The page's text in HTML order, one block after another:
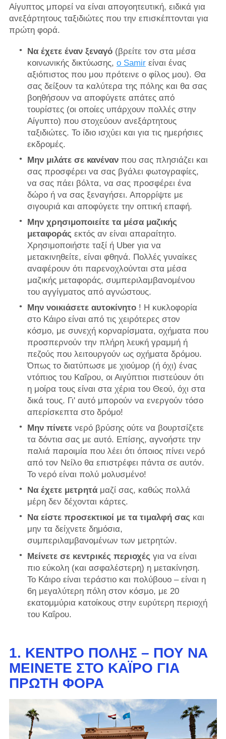
Αίγυπτος μπορεί να είναι απογοητευτική, ειδικά για
ανεξάρτητους ταξιδιώτες που την επισκέπτονται για
πρώτη φορά.
Να έχετε έναν ξεναγό(βρείτε τον στα μέσα
κοινωνικής δικτύωσης, ο Samirείναι ένας
αξιόπιστος που μου πρότεινε ο φίλος μου). Θα
σας δείξουν τα καλύτερα της πόλης και θα σας
βοηθήσουν να αποφύγετε απάτες από
τουρίστες (οι οποίες υπάρχουν πολλές στην
Αίγυπτο) που στοχεύουν ανεξάρτητους
ταξιδιώτες. Το ίδιο ισχύει και για τις ημερήσιες
εκδρομές.
Μην μιλάτε σε κανένανπου σας πλησιάζει και
σας προσφέρει να σας βγάλει φωτογραφίες,
να σας πάει βόλτα, να σας προσφέρει ένα
δώρο ή να σας ξεναγήσει. Απορρίψτε με
σιγουριά και αποφύγετε την οπτική επαφή.
Μην χρησιμοποιείτε τα μέσα μαζικής
μεταφοράς εκτός αν είναι απαραίτητο.
Χρησιμοποιήστε ταξί ή Uber για να
μετακινηθείτε, είναι φθηνά. Πολλές γυναίκες
αναφέρουν ότι παρενοχλούνται στα μέσα
μαζικής μεταφοράς, συμπεριλαμβανομένου
του αγγίγματος από αγνώστους.
Μην νοικιάσετε αυτοκίνητο! Η κυκλοφορία
στο Κάιρο είναι από τις χειρότερες στον
κόσμο, με συνεχή κορναρίσματα, οχήματα που
προσπερνούν την πλήρη λευκή γραμμή ή
πεζούς που λειτουργούν ως οχήματα δρόμου.
Όπως το διατύπωσε με χιούμορ (ή όχι) ένας
ντόπιος του Καΐρου, οι Αιγύπτιοι πιστεύουν ότι
η μοίρα τους είναι στα χέρια του Θεού, όχι στα
δικά τους. Γι' αυτό μπορούν να ενεργούν τόσο
απερίσκεπτα στο δρόμο!
Μην πίνετενερό βρύσης ούτε να βουρτσίζετε
τα δόντια σας με αυτό. Επίσης, αγνοήστε την
παλιά παροιμία που λέει ότι όποιος πίνει νερό
από τον Νείλο θα επιστρέφει πάντα σε αυτόν.
Το νερό είναι πολύ μολυσμένο!
Να έχετε μετρητάμαζί σας, καθώς πολλά
μέρη δεν δέχονται κάρτες.
Να είστε προσεκτικοί με τα τιμαλφή σας και
μην τα δείχνετε δημόσια,
συμπεριλαμβανομένων των μετρητών.
Μείνετε σε κεντρικές περιοχές για να είναι
πιο εύκολη (και ασφαλέστερη) η μετακίνηση.
Το Κάιρο είναι τεράστιο και πολύβουο – είναι η
6η μεγαλύτερη πόλη στον κόσμο, με 20
εκατομμύρια κατοίκους στην ευρύτερη περιοχή
του Καΐρου.
1. ΚΈΝΤΡΟ ΠΌΛΗΣ – ΠΟΎ ΝΑ
ΜΕΊΝΕΤΕ ΣΤΟ ΚΆΙΡΟ ΓΙΑ
ΠΡΏΤΗ ΦΟΡΆ